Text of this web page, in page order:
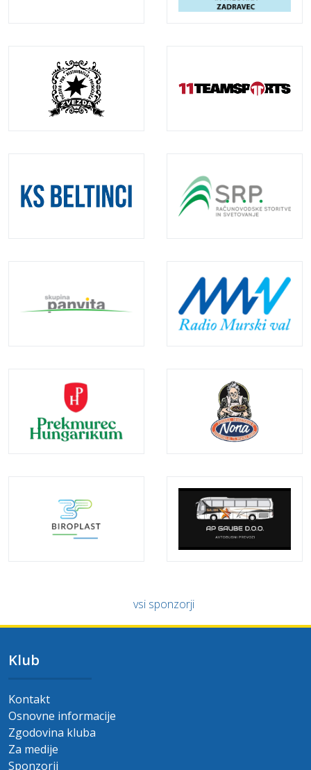
vsi sponzorji
Klub
Kontakt
Osnovne informacije
Zgodovina kluba
Za medije
Sponzorji